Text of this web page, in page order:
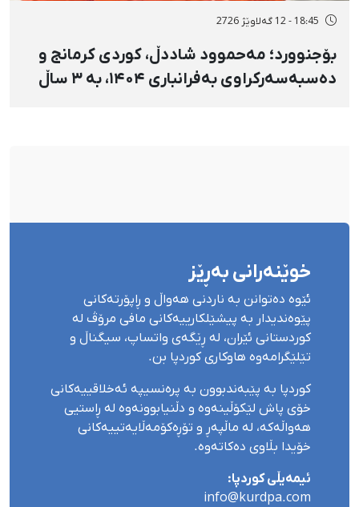
18:45 - 12 گەلاوێژ 2726
بۆجنوورد؛ مەحموود شاددڵ، کوردی کرمانج و
دەسبەسەرکراوی بەفرانباری ۱۴۰۴، بە ۳ ساڵ
خوێنەرانی بەڕێز
ئێوە دەتوانن بە ناردنی هەواڵ و ڕاپۆرتەکانی
پێوەندیدار بە پیشێلکارییەکانی مافی مرۆڤ لە
کوردستانی ئێران، لە ڕێگەی واتساپ، سیگناڵ و
تێلێگرامەوە هاوکاری کوردپا بن.
کوردپا بە پێبەندبوون بە پرەنسیپە ئەخلاقییەکانی
خۆی پاش لێکۆڵینەوە و دڵنیابوونەوە لە ڕاستیی
هەواڵەکە، لە ماڵپەڕ و تۆڕەکۆمەڵایەتییەکانی
خۆیدا بڵاوی دەکاتەوە.
ئیمەیڵی کوردپا:
info@kurdpa.com